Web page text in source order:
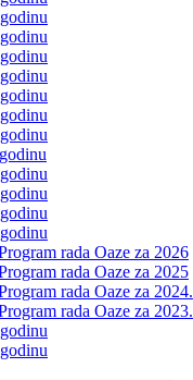
rada Oaze za 2026
rada Oaze za 2025
rada Oaze za 2024.
rada Oaze za 2023.